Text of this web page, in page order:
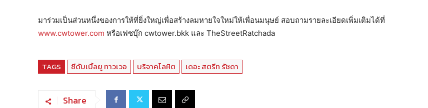
มาร่วมเป็นส่วนหนึ่งของการให้ที่ยิ่งใหญ่เพื่อสร้างลมหายใจใหม่ให้เพื่อนมนุษย์ สอบถามรายละเอียดเพิ่มเติมได้ที่
www.cwtower.com หรือเฟซบุ๊ก cwtower.bkk และ TheStreetRatchada
TAGS ซีดับเบิ้ลยู ทาวเวอ บริจาคโลหิต เดอะ สตรีท รัชดา
Share